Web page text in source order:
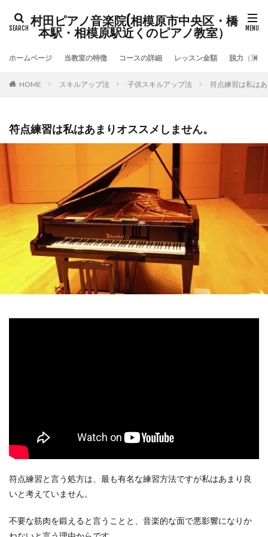
村田ピアノ音楽院(相模原市中央区・橋
本駅・相模原駅近くのピアノ教室）
ホームページ 当教室の特徴 コースの詳細 レッスン金額 脱力（重力
HOME スキルアップ法 子供スキルアップ法 符点練習は私は
符点練習は私はあまりオススメしません。
符点練習と言う処方は、最も有名な練習方法ですが私はあまり良
いと考えていません。
不要な筋肉を鍛えると言うことと、音楽的な面で悪影響になりか